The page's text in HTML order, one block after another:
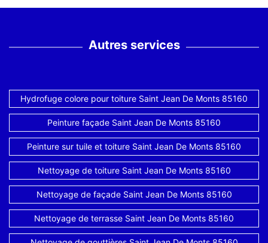
Autres services
Hydrofuge colore pour toiture Saint Jean De Monts 85160
Peinture façade Saint Jean De Monts 85160
Peinture sur tuile et toiture Saint Jean De Monts 85160
Nettoyage de toiture Saint Jean De Monts 85160
Nettoyage de façade Saint Jean De Monts 85160
Nettoyage de terrasse Saint Jean De Monts 85160